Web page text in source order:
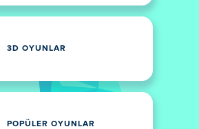
3D OYUNLAR
POPÜLER OYUNLAR